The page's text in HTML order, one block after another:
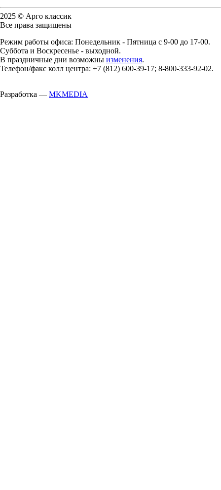
2025 © Арго классик
Все права защищены
Режим работы офиса: Понедельник - Пятница с 9-00 до 17-00.
Суббота и Воскресенье - выходной.
В праздничные дни возможны изменения.
Телефон/факс колл центра: +7 (812) 600-39-17; 8-800-333-92-02.
Разработка — MKMEDIA